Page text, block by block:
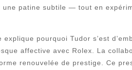
une patine subtile — tout en
explique pourquoi Tudor s’est
affective avec Rolex. La
renouvelée de prestige. Ce